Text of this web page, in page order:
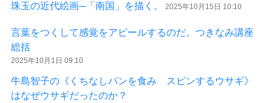
珠玉の近代絵画─「南国」を描く。
2025年10月15日 10:10
言葉をつくして感覚をアピールするのだ。つきなみ講座
総括
2025年10月1日 09:10
牛島智子の《くちなしパンを食み スピンするウサギ》
はなぜウサギだったのか？